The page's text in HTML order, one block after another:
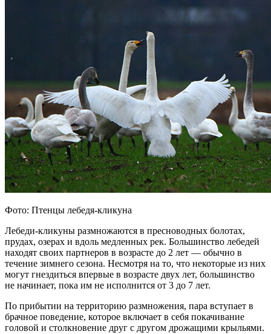
Фото: Птенцы лебедя-кликуна
Лебеди-кликуны размножаются в пресноводных болотах,
прудах, озерах и вдоль медленных рек. Большинство лебедей
находят своих партнеров в возрасте до 2 лет — обычно в
течение зимнего сезона. Несмотря на то, что некоторые из них
могут гнездиться впервые в возрасте двух лет, большинство
не начинает, пока им не исполнится от 3 до 7 лет.
По прибытии на территорию размножения, пара вступает в
брачное поведение, которое включает в себя покачивание
головой и столкновение друг с другом дрожащими крыльями.